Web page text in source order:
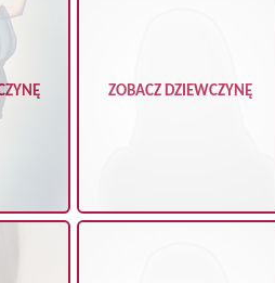
ZOBACZ DZIEWCZYNĘ